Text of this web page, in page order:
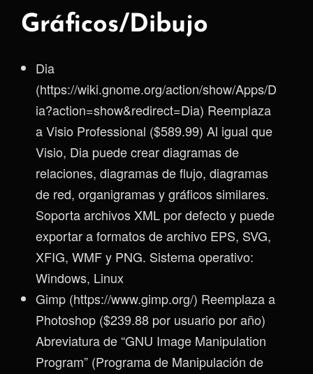
Gráficos/Dibujo
Dia
(https://wiki.gnome.org/action/show/Apps/D
ia?action=show&redirect=Dia) Reemplaza
a Visio Professional ($589.99) Al igual que
Visio, Dia puede crear diagramas de
relaciones, diagramas de flujo, diagramas
de red, organigramas y gráficos similares.
Soporta archivos XML por defecto y puede
exportar a formatos de archivo EPS, SVG,
XFIG, WMF y PNG. Sistema operativo:
Windows, Linux
Gimp (https://www.gimp.org/) Reemplaza a
Photoshop ($239.88 por usuario por año)
Abreviatura de “GNU Image Manipulation
Program” (Programa de Manipulación de